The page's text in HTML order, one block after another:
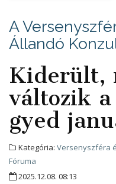
A
Állandó
Kiderült,
változik a
gyed
Kategória: Versenyszféra
Fóruma
2025.12.08. 08:13